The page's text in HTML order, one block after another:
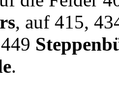
, auf 415,
.